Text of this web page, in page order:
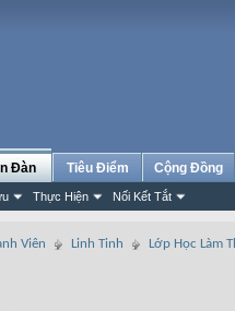
Đàn
Thực Hiện Nối Kết Tắt
Tiêu Điểm Cộng Đồng
Viên Linh Tinh Lớp Học Làm